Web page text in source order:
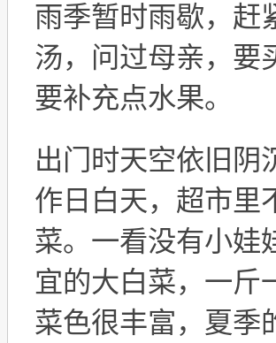
雨季暂时雨歇，赶
汤，问过母亲，要
要补充点水果。
出门时天空依旧阴
作日白天，超市里
菜。一看没有小娃
宜的大白菜，一斤
菜色很丰富，夏季